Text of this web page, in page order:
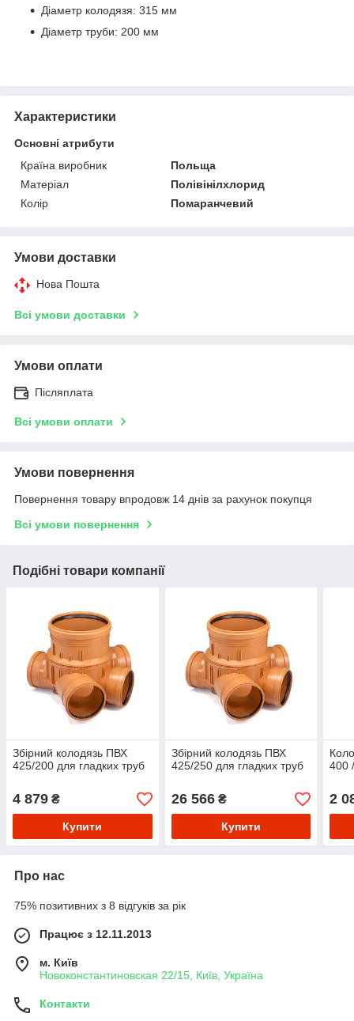
Діаметр колодязя: 315 мм
Діаметр труби: 200 мм
Характеристики
Основні атрибути
Країна виробник
Польща
Матеріал
Полівінілхлорид
Колір
Помаранчевий
Умови доставки
Нова Пошта
Всі умови доставки
Умови оплати
Післяплата
Всі умови оплати
Умови повернення
Повернення товару впродовж 14 днів за рахунок покупця
Всі умови повернення
Подібні товари компанії
Збірний колодязь ПВХ
425/200 для гладких труб
4 879 ₴
Купити
Збірний колодязь ПВХ
425/250 для гладких труб
26 566₴
Купити
400
2
Про нас
75% позитивних з 8 відгуків за рік
Працює з 12.11.2013
м. Київ
Новоконстантиновская 22/15, Київ, Україна
Контакти